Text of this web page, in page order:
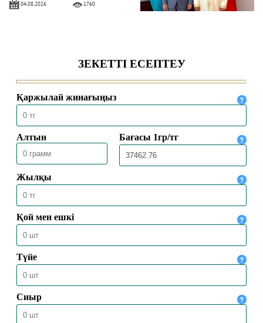
04.08.2026 1760
31.07.2026 2015
ҚМДБ ТӨРАҒАСЫ «НҰРСҰЛТАН»
МЕШІТІНДЕ ЖҰМА УАҒЫЗЫН АЙТТЫ
31.07.2026